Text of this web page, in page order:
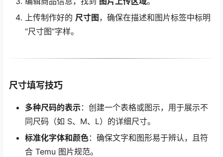
上传制作好的 尺寸图，确保在描述和图片标签中标明
“尺寸图”字样。
尺寸填写技巧
多种尺码的表示：创建一个表格或图示，用于展示不
同尺码（如 S、M、L）的详细尺寸。
标准化字体和颜色：确保文字和图形易于辨认，且符
合 Temu 图片规范。